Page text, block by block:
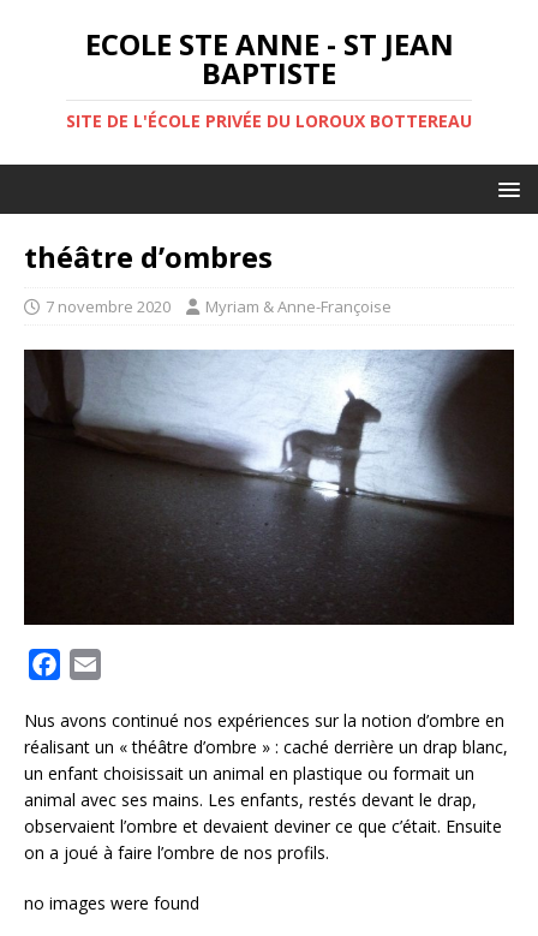
ECOLE STE ANNE - ST JEAN
BAPTISTE
SITE DE L'ÉCOLE PRIVÉE DU LOROUX BOTTEREAU
théâtre d’ombres
7 novembre 2020 Myriam & Anne-Françoise
c
e
o
o
a
i
Nus avons continué nos expériences sur la notion d’ombre en
réalisant un « théâtre d’ombre » : caché derrière un drap blanc,
un enfant choisissait un animal en plastique ou formait un
animal avec ses mains. Les enfants, restés devant le drap,
observaient l’ombre et devaient deviner ce que c’était. Ensuite
on a joué à faire l’ombre de nos profils.
no images were found